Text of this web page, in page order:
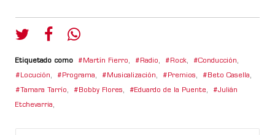
Etiquetado como Martín Fierro, Radio, Rock, Conducción,
Locución, Programa, Musicalización, Premios, Beto Casella,
Tamara Tarrío, Bobby Flores, Eduardo de la Puente, Julián
Etchevarria,